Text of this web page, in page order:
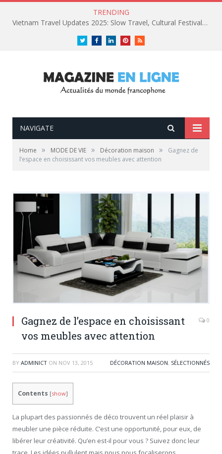
TRENDING
Vietnam Travel Updates 2025: Slow Travel, Cultural Festivals, and Luxury Retreats
TwitterFacebookLinkedInPinterestRSS
NAVIGATE
Home » MODE DE VIE » Décoration maison »
Gagnez de
l’espace en choisissant vos meubles avec attention
Gagnez de l’espace en choisissant
vos meubles avec attention
0
BY ADMINICT ON NOV 13, 2015 DÉCORATION MAISON, SÉLECTIONNÉS
Contents [show]
La plupart des passionnés de déco trouvent un réel plaisir à
meubler une pièce réduite. C’est une opportunité, pour eux, de
libérer leur créativité. Qu’en est-il pour vous ? Suivez donc leur